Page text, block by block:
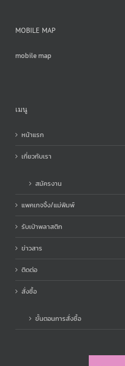
MOBILE MAP
mobile map
เมนู
หน้าแรก
เกี่ยวกับเรา
สมัครงาน
แพคเกจจิ้ง/แม่พิมพ์
รับเป่าพลาสติก
ข่าวสาร
ติดต่อ
สั่งซื้อ
ขั้นตอนการสั่งซื้อ